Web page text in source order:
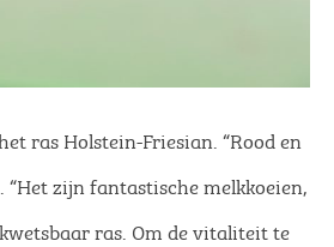
ras Holstein-Friesian. “Rood en
zijn fantastische melkkoeien,
ras. Om de vitaliteit te